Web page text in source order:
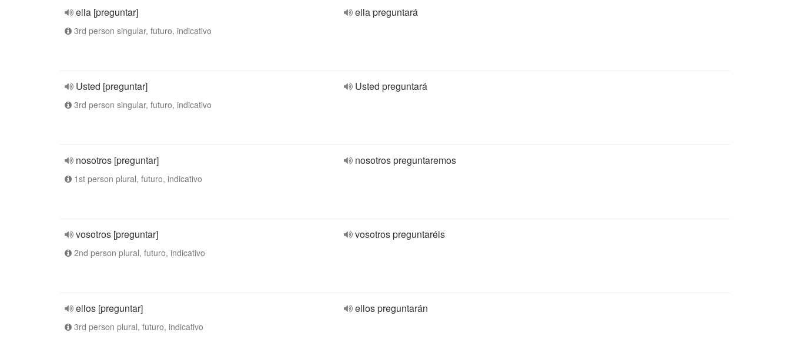
ella [preguntar]
3rd person singular, futuro, indicativo
ella preguntará
Usted [preguntar]
3rd person singular, futuro, indicativo
Usted preguntará
nosotros [preguntar]
1st person plural, futuro, indicativo
nosotros preguntaremos
vosotros [preguntar]
2nd person plural, futuro, indicativo
vosotros preguntaréis
ellos [preguntar]
3rd person plural, futuro, indicativo
ellos preguntarán